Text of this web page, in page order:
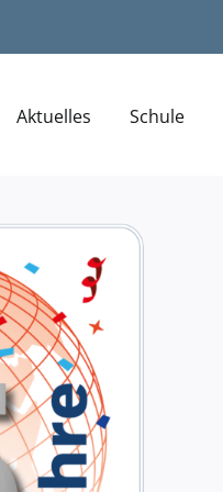
Aktuelles Schule